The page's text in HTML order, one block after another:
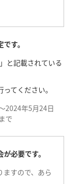
す。
と記載されている
てください。
2024年5月24日
で
必要です。
ますので、あら